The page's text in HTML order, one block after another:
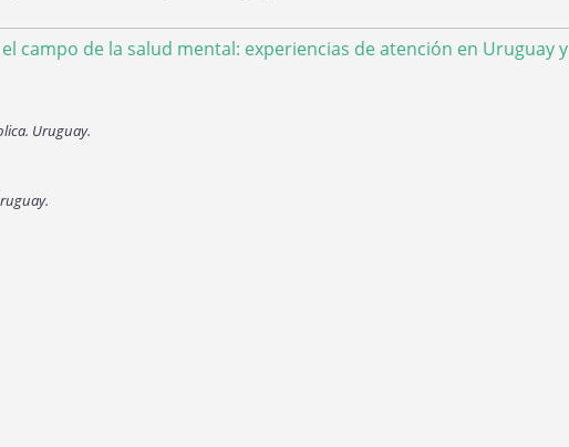
campo de la salud mental: experiencias de atención en Uruguay y
Uruguay.